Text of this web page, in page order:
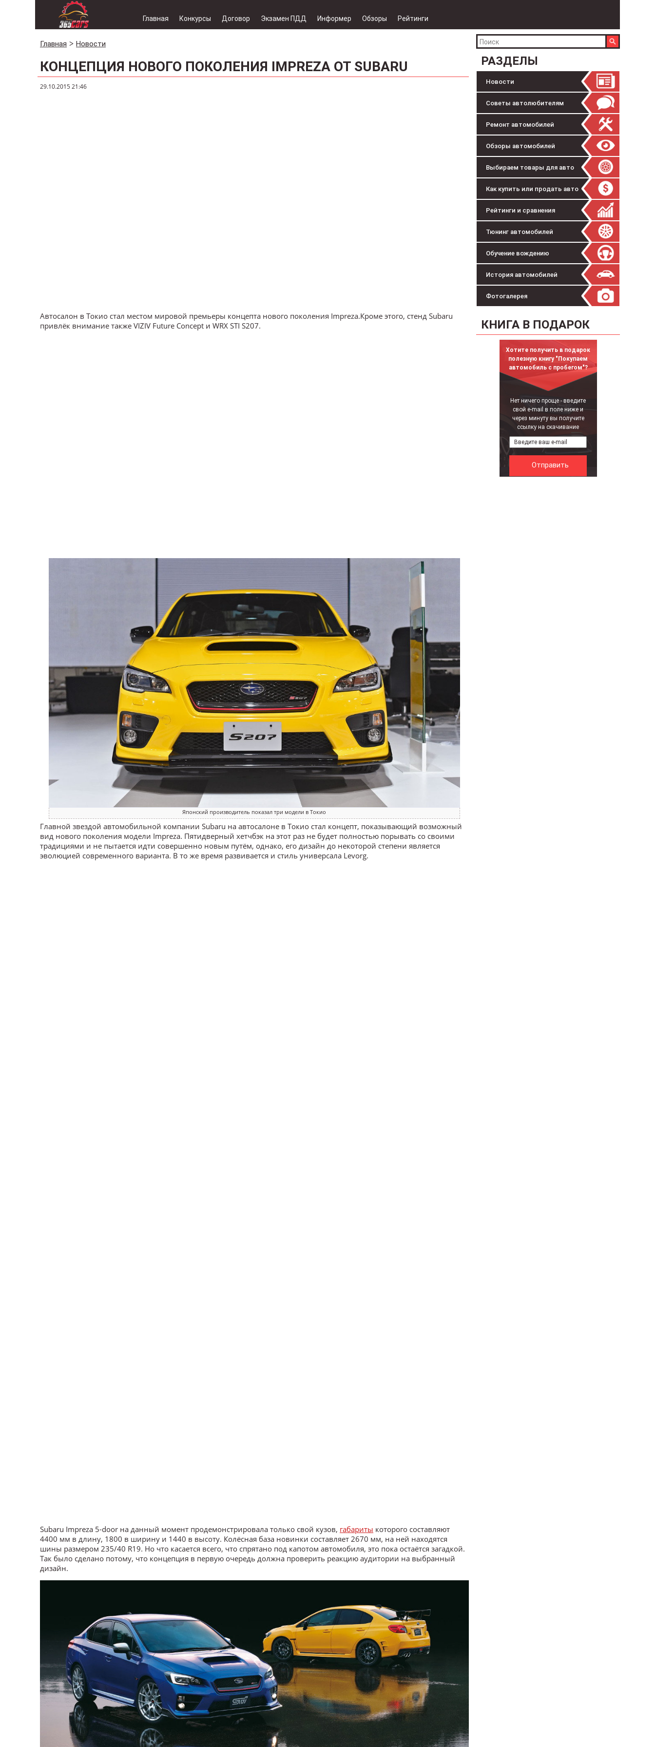
Главная Конкурсы Договор Экзамен ПДД Информер Обзоры Рейтинги
РАЗДЕЛЫ
Новости
Советы автолюбителям
Ремонт автомобилей
Обзоры автомобилей
Выбираем товары для авто
Как купить или продать авто
Рейтинги и сравнения
Тюнинг автомобилей
Обучение вождению
История автомобилей
Фотогалерея
КНИГА В ПОДАРОК
Хотите получить в подарок
полезную книгу "Покупаем
автомобиль с пробегом"?
Нет ничего проще - введите
свой e-mail в поле ниже и
через минуту вы получите
ссылку на скачивание
Главная Новости
КОНЦЕПЦИЯ НОВОГО ПОКОЛЕНИЯ IMPREZA ОТ SUBARU
29.10.2015 21:46
Автосалон в Токио стал местом мировой премьеры концепта нового поколения Impreza.Кроме этого, стенд Subaru
привлёк внимание также VIZIV Future Concept и WRX STI S207.
Японский производитель показал три модели в Токио
Главной звездой автомобильной компании Subaru на автосалоне в Токио стал концепт, показывающий возможный
вид нового поколения модели Impreza. Пятидверный хетчбэк на этот раз не будет полностью порывать со своими
традициями и не пытается идти совершенно новым путём, однако, его дизайн до некоторой степени является
эволюцией современного варианта. В то же время развивается и стиль универсала Levorg.
Subaru Impreza 5-door на данный момент продемонстрировала только свой кузов, габариты которого составляют
4400 мм в длину, 1800 в ширину и 1440 в высоту. Колёсная база новинки составляет 2670 мм, на ней находятся
шины размером 235/40 R19. Но что касается всего, что спрятано под капотом автомобиля, это пока остаётся загадкой.
Так было сделано потому, что концепция в первую очередь должна проверить реакцию аудитории на выбранный
дизайн.